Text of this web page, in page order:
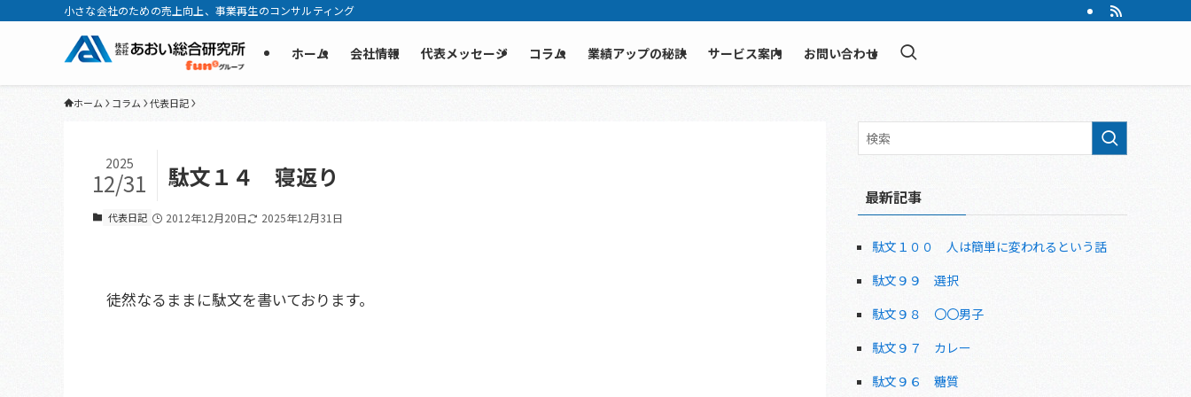
小さな会社のための売上向上、事業再生のコンサルティング
ホーム 会社情報 代表メッセージ コラム 業績アップの秘訣 サービス案内 お問い合わせ
ホーム コラム 代表日記
駄文１４ 寝返り
2025
12/31
代表日記 2012年12月20日 2025年12月31日
徒然なるままに駄文を書いております。
最新記事
駄文１００ 人は簡単に変われるという話
駄文９９ 選択
駄文９８ 〇〇男子
駄文９７ カレー
駄文９６ 糖質